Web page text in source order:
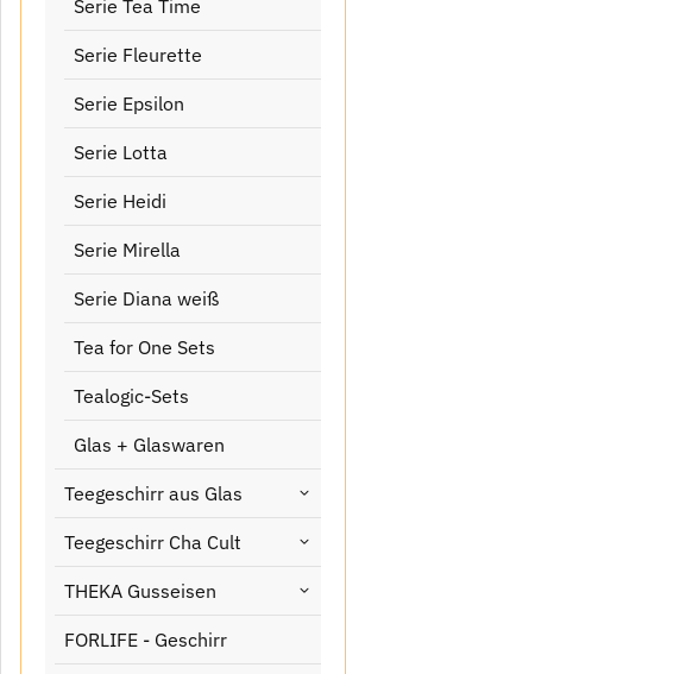
Serie Tea Time
Serie Fleurette
Serie Epsilon
Serie Lotta
Serie Heidi
Serie Mirella
Serie Diana weiß
Tea for One Sets
Tealogic-Sets
Glas + Glaswaren
Teegeschirr aus Glas
Teegeschirr Cha Cult
THEKA Gusseisen
FORLIFE - Geschirr